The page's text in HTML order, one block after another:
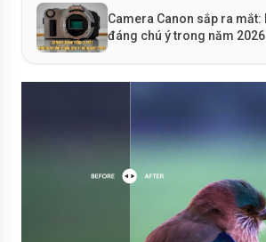
Camera Canon sắp ra mắt: Những tin đồn
đáng chú ý trong năm 2026